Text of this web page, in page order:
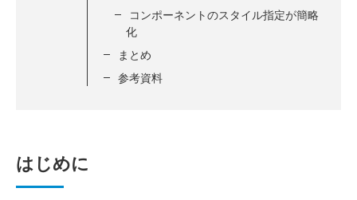
コンポーネントのスタイル指定が簡略
化
まとめ
参考資料
はじめに